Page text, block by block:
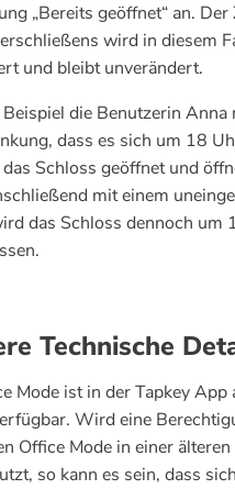
„Bereits geöffnet“ an.
wird in diesem
und bleibt unverändert.
die Benutzerin Anna
dass es sich um 18
Schloss geöffnet und
mit einem
das Schloss dennoch um
Technische
Mode ist in der Tapkey App
Wird eine
Office Mode in einer
so kann es sein, dass